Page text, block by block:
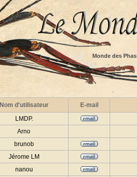
Monde des
Nom d'utilisateur
E-mail
LMDP.
Arno
brunob
Jérome LM
nanou